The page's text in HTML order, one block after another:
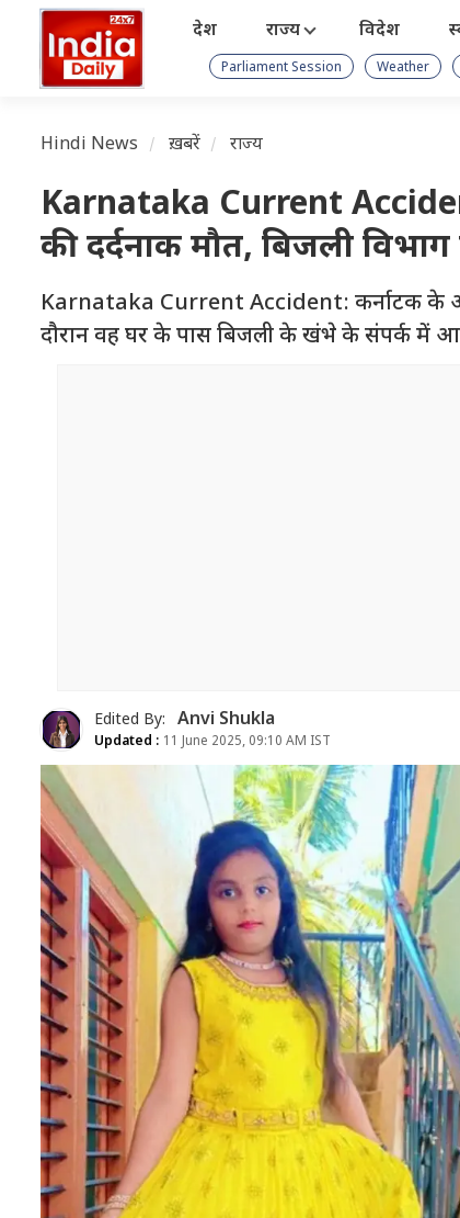
देश राज्य विदेश
Parliament Session Weather
Hindi News ख़बरें राज्य
Karnataka Current
की दर्दनाक मौत, बिजली
Karnataka Current Accident: कर्नाटक के
दौरान वह घर के पास बिजली के खंभे के संपर्क में आ
Edited By: Anvi Shukla
Updated : 11 June 2025, 09:10 AM IST